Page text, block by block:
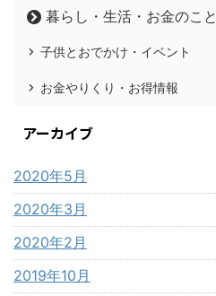
暮らし・生活・お金のこと
子供とおでかけ・イベント
お金やりくり・お得情報
アーカイブ
2020年5月
2020年3月
2020年2月
2019年10月